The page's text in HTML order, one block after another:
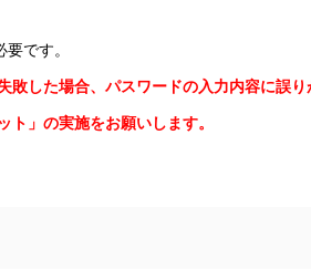
です。
した場合、パスワードの入力内容に誤り
ト 」の実施をお願いします。